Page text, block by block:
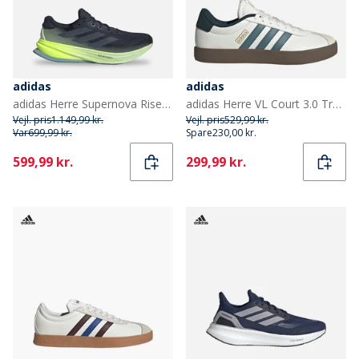
adidas
adidas Herre Supernova Rise 2 Neutrale Løbesko Aurora Ink/Preloved Ink/Semi Green Spark
Vejl. pris1.149,99 kr.
Var699,99 kr.
Current
599,99 kr.
adidas
adidas Herre VL Court 3.0 Træningssko Core White/Preloved Teal/Aurora Ivy
Vejl. pris529,99 kr.
Spare230,00 kr.
Current
299,99 kr.